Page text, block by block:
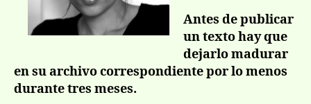
Antes de publicar
un texto hay que
dejarlo madurar
en su archivo correspondiente por lo menos
durante tres meses.